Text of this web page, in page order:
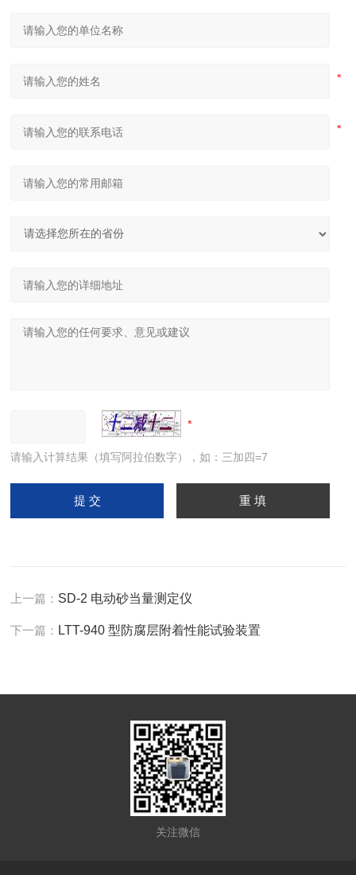
请输入计算结果（填写阿拉伯数字），如：三加四=7
上一篇： SD-2 电动砂当量测定仪
下一篇： LTT-940 型防腐层附着性能试验装置
关注微信